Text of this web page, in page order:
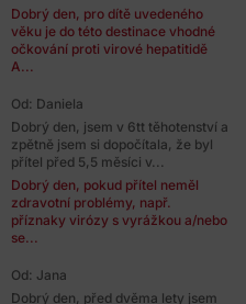
Dobrý den, pro dítě uvedeného
věku je do této destinace vhodné
očkování proti virové hepatitidě
A...
Od: Daniela
Dobrý den, jsem v 6tt těhotenství a
zpětně jsem si dopočítala, že byl
přítel před 5,5 měsíci v...
Dobrý den, pokud přítel neměl
zdravotní problémy, např.
příznaky virózy s vyrážkou a/nebo
se...
Od: Jana
Dobrý den, před dvěma lety jsem